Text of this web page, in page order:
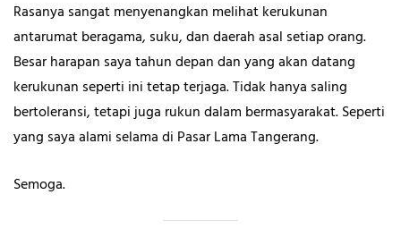
Rasanya sangat menyenangkan melihat kerukunan
antarumat beragama, suku, dan daerah asal setiap orang.
Besar harapan saya tahun depan dan yang akan datang
kerukunan seperti ini tetap terjaga. Tidak hanya saling
bertoleransi, tetapi juga rukun dalam bermasyarakat. Seperti
yang saya alami selama di Pasar Lama Tangerang.
Semoga.